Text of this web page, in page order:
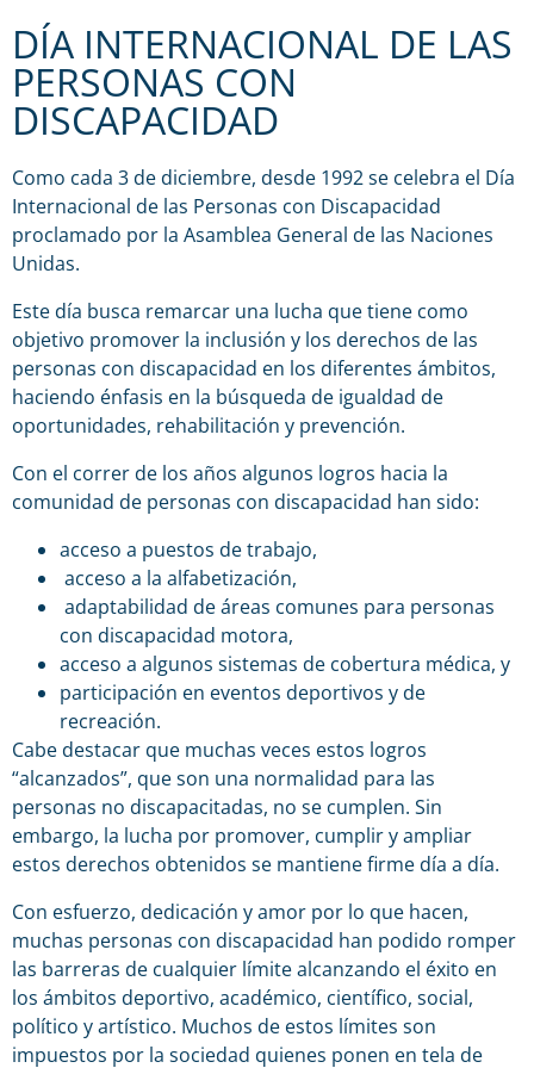
DÍA INTERNACIONAL DE LAS
PERSONAS CON
DISCAPACIDAD
Como cada 3 de diciembre, desde 1992 se celebra el Día
Internacional de las Personas con Discapacidad
proclamado por la Asamblea General de las Naciones
Unidas.
Este día busca remarcar una lucha que tiene como
objetivo promover la inclusión y los derechos de las
personas con discapacidad en los diferentes ámbitos,
haciendo énfasis en la búsqueda de igualdad de
oportunidades, rehabilitación y prevención.
Con el correr de los años algunos logros hacia la
comunidad de personas con discapacidad han sido:
acceso a puestos de trabajo,
acceso a la alfabetización,
adaptabilidad de áreas comunes para personas
con discapacidad motora,
acceso a algunos sistemas de cobertura médica, y
participación en eventos deportivos y de
recreación.
Cabe destacar que muchas veces estos logros
“alcanzados”, que son una normalidad para las
personas no discapacitadas, no se cumplen. Sin
embargo, la lucha por promover, cumplir y ampliar
estos derechos obtenidos se mantiene firme día a día.
Con esfuerzo, dedicación y amor por lo que hacen,
muchas personas con discapacidad han podido romper
las barreras de cualquier límite alcanzando el éxito en
los ámbitos deportivo, académico, científico, social,
político y artístico. Muchos de estos límites son
impuestos por la sociedad quienes ponen en tela de